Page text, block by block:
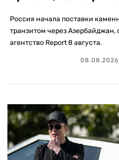
Россия начала поставки
транзитом через
агентство Report 8 августа.